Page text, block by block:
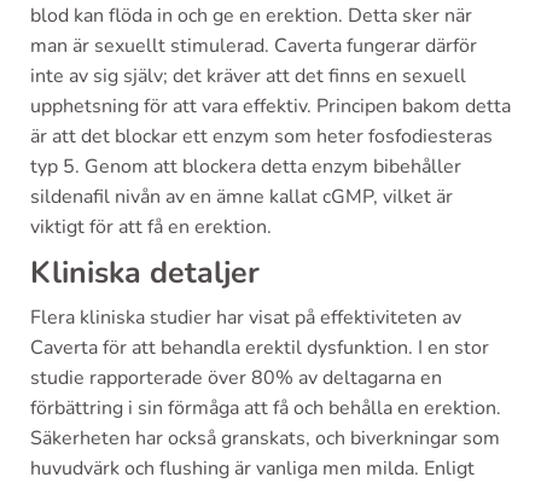
blod kan flöda in och ge en erektion. Detta sker när
man är sexuellt stimulerad. Caverta fungerar därför
inte av sig själv; det kräver att det finns en sexuell
upphetsning för att vara effektiv. Principen bakom detta
är att det blockar ett enzym som heter fosfodiesteras
typ 5. Genom att blockera detta enzym bibehåller
sildenafil nivån av en ämne kallat cGMP, vilket är
viktigt för att få en erektion.
Kliniska detaljer
Flera kliniska studier har visat på effektiviteten av
Caverta för att behandla erektil dysfunktion. I en stor
studie rapporterade över 80% av deltagarna en
förbättring i sin förmåga att få och behålla en erektion.
Säkerheten har också granskats, och biverkningar som
huvudvärk och flushing är vanliga men milda. Enligt